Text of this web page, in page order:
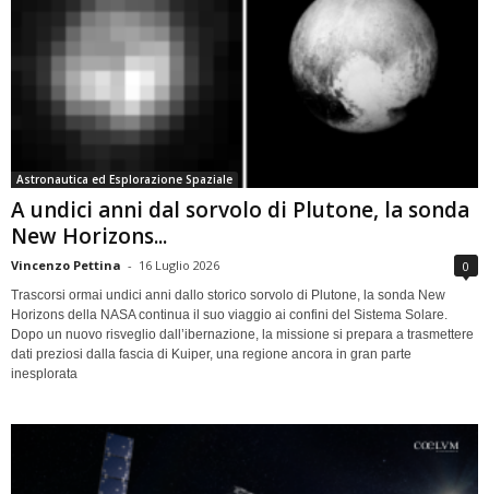
Astronautica ed Esplorazione Spaziale
A undici anni dal sorvolo di Plutone, la sonda
New Horizons...
Vincenzo Pettina - 16 Luglio 2026 0
Trascorsi ormai undici anni dallo storico sorvolo di Plutone, la sonda New
Horizons della NASA continua il suo viaggio ai confini del Sistema Solare.
Dopo un nuovo risveglio dall’ibernazione, la missione si prepara a trasmettere
dati preziosi dalla fascia di Kuiper, una regione ancora in gran parte
inesplorata